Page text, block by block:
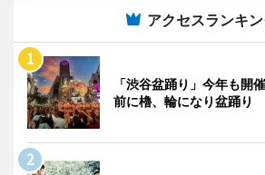
アクセスランキ
「渋谷盆踊り」今年も
前に櫓、輪になり盆踊り